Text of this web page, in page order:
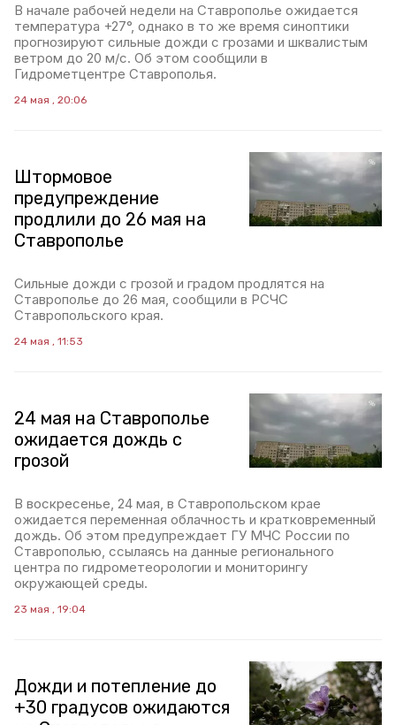
В начале рабочей недели на Ставрополье ожидается
температура +27°, однако в то же время синоптики
прогнозируют сильные дожди с грозами и шквалистым
ветром до 20 м/с. Об этом сообщили в
Гидрометцентре Ставрополья.
24 мая , 20:06
Штормовое
предупреждение
продлили до 26 мая на
Ставрополье
Сильные дожди с грозой и градом продлятся на
Ставрополье до 26 мая, сообщили в РСЧС
Ставропольского края.
24 мая , 11:53
24 мая на Ставрополье
ожидается дождь с
грозой
В воскресенье, 24 мая, в Ставропольском крае
ожидается переменная облачность и кратковременный
дождь. Об этом предупреждает ГУ МЧС России по
Ставрополью, ссылаясь на данные регионального
центра по гидрометеорологии и мониторингу
окружающей среды.
23 мая , 19:04
Дожди и потепление до
+30 градусов ожидаются